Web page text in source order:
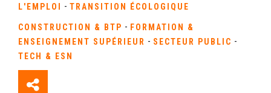
L'EMPLOI
- TRANSITION ÉCOLOGIQUE
CONSTRUCTION & BTP - FORMATION &
ENSEIGNEMENT SUPÉRIEUR - SECTEUR PUBLIC -
TECH & ESN